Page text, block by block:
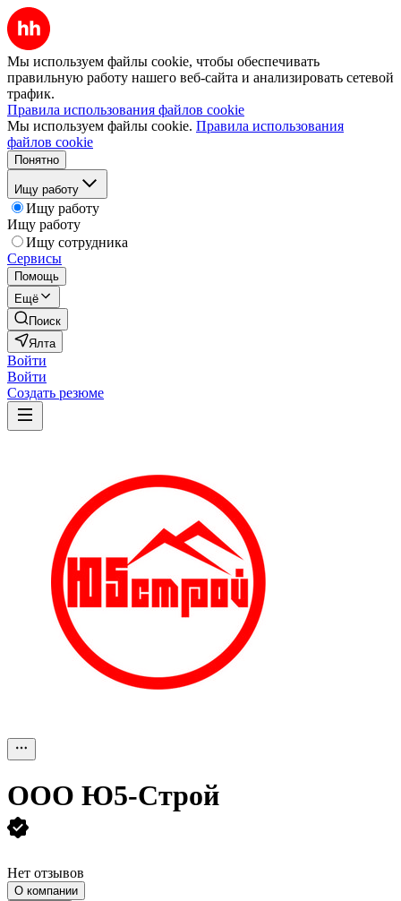
Мы используем файлы cookie, чтобы обеспечивать
правильную работу нашего веб-сайта и анализировать сетевой
трафик.
Правила использования файлов cookie
Мы используем файлы cookie. Правила использования
файлов cookie
Понятно
Ищу работу
Ищу работу
Ищу работу
Ищу сотрудника
Сервисы
Помощь
Ещё
Поиск
Ялта
Войти
Войти
Создать резюме
ООО Ю5-Строй
Нет отзывов
О компании